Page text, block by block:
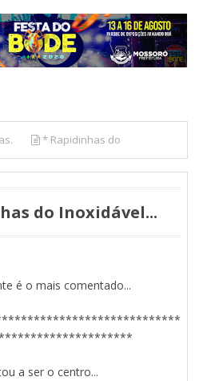
* Rapidinhas do
do Inoxidável...
é o mais comentado...
a ser o centro...